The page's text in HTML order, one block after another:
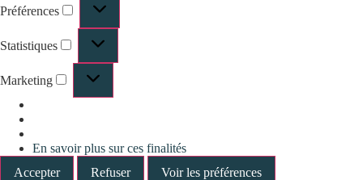
Préférences
Statistiques
Marketing
En savoir plus sur ces finalités
Accepter
Refuser Voir les préférences